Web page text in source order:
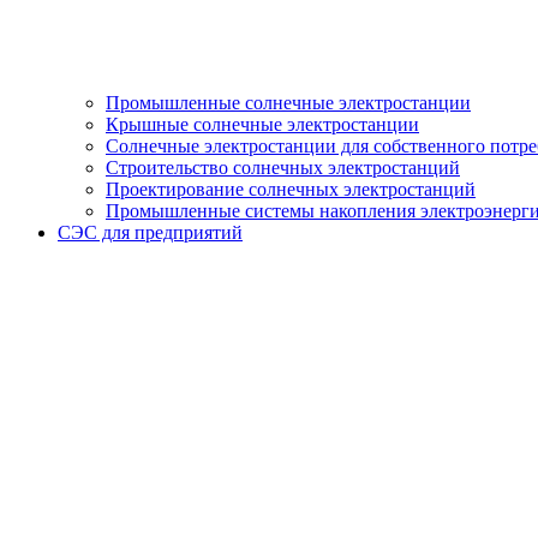
Промышленные солнечные электростанции
Крышные солнечные электростанции
Солнечные электростанции для собственного
Строительство солнечных электростанций
Проектирование солнечных электростанций
Промышленные системы накопления
СЭС для предприятий